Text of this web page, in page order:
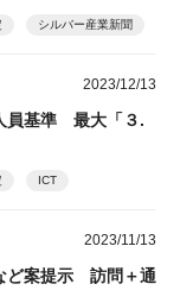
シルバー産業新聞
2023/12/13
員基準 最大「３.
ICT
2023/11/13
ど案提示 訪問＋通